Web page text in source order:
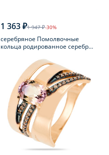
1 363 ₽1 947 ₽-30%
серебряное Помолвочные
кольца родированное серебро